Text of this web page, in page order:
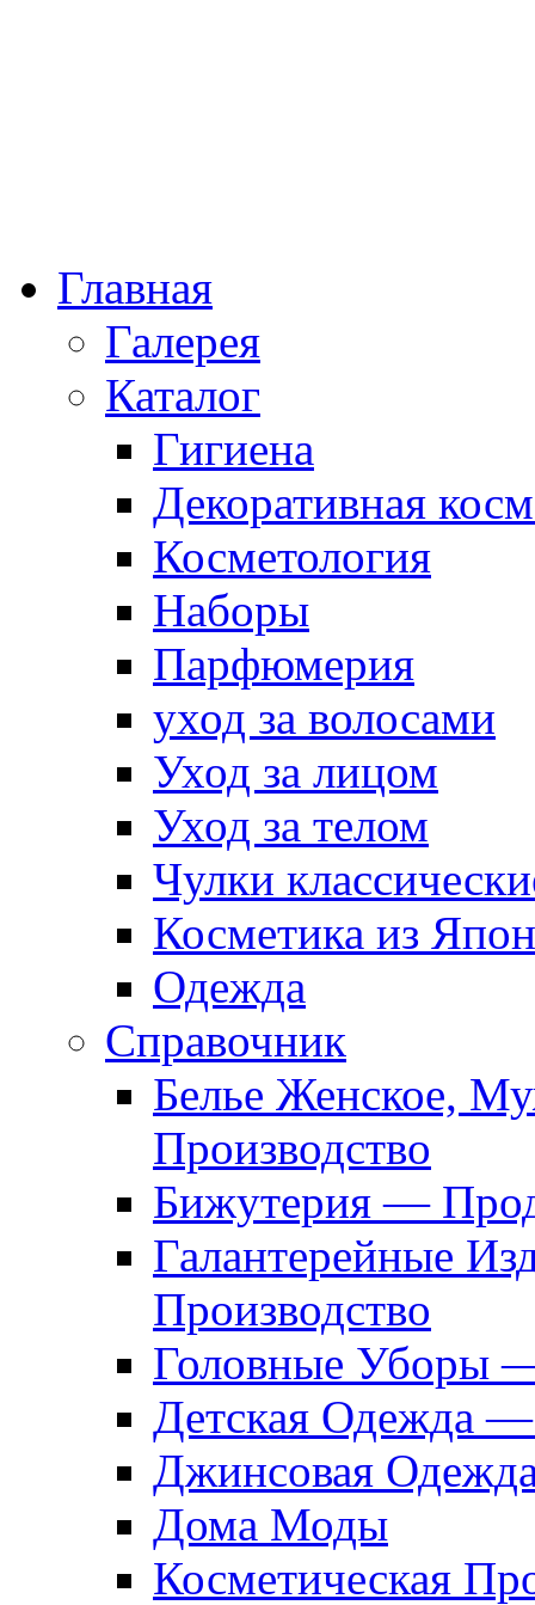
Главная
Галерея
Каталог
Гигиена
Декоративная
Косметология
Наборы
Парфюмерия
уход за волосами
Уход за лицом
Уход за телом
Чулки
Косметика из
Одежда
Справочник
Белье Женское,
Производство
Бижутерия —
Галантерейные
Производство
Головные Уборы
Детская Одежда
Джинсовая
Дома Моды
Косметическая